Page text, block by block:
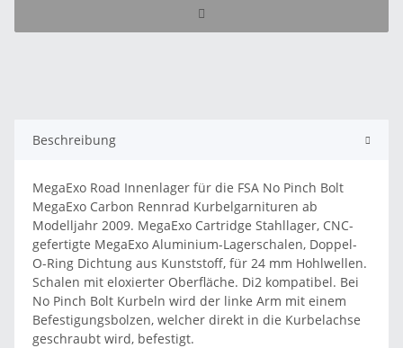
Beschreibung
MegaExo Road Innenlager für die FSA No Pinch Bolt
MegaExo Carbon Rennrad Kurbelgarnituren ab
Modelljahr 2009. MegaExo Cartridge Stahllager, CNC-
gefertigte MegaExo Aluminium-Lagerschalen, Doppel-
O-Ring Dichtung aus Kunststoff, für 24 mm Hohlwellen.
Schalen mit eloxierter Oberfläche. Di2 kompatibel. Bei
No Pinch Bolt Kurbeln wird der linke Arm mit einem
Befestigungsbolzen, welcher direkt in die Kurbelachse
geschraubt wird, befestigt.